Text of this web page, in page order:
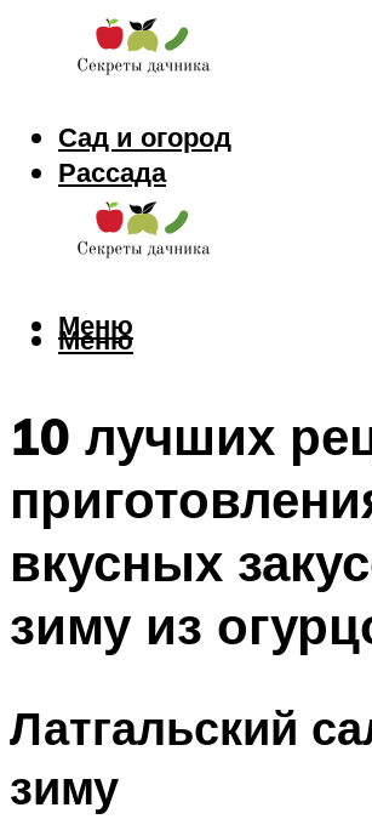
Сад и огород
Рассада
Цветы
Заготовки
Меню
Меню
10 лучших
вкусных
зиму из
Латгальский
зиму